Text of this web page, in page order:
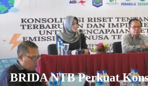
BRIDA NTB Perkuat